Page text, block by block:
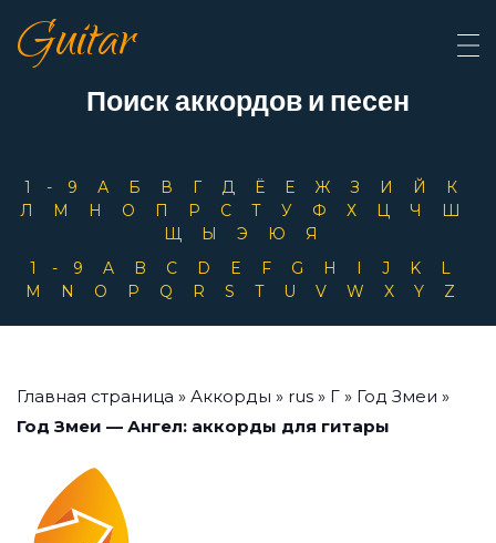
Guitar
Поиск аккордов и песен
1-9 А Б В Г Д Ё Е Ж З И Й
К
Л
М Н О П Р С Т У Ф Х Ц Ч
Ш
Щ
Ы Э Ю
Я
1-9
A B C D E F G H I J K
L
M
N O P Q R S T U V W X Y Z
Главная страница » Аккорды » rus » Г » Год Змеи »
Год Змеи — Ангел: аккорды для гитары